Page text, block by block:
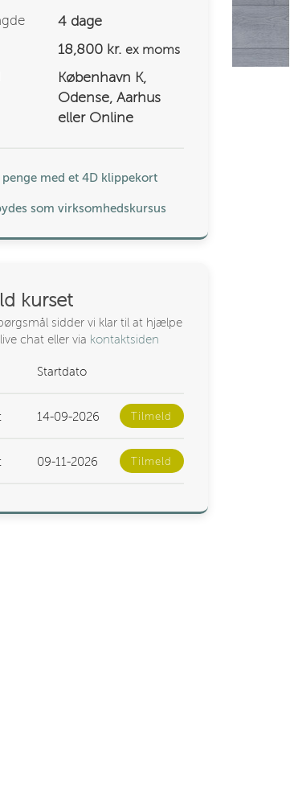
4 dage
18,800 kr.ex moms
København K,
Odense, Aarhus
eller Online
penge med et 4D klippekort
som virksomhedskursus
kurset
sidder vi klar til at hjælpe
chat eller via kontaktsiden
Startdato
14-09-2026 Tilmeld
09-11-2026 Tilmeld